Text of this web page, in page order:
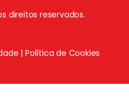
direitos reservados.
|Política de Cookies